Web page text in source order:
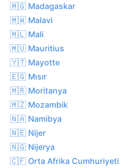
🇲🇬 Madagaskar
🇲🇼 Malavi
🇲🇱 Mali
🇲🇺 Mauritius
🇾🇹 Mayotte
🇪🇬 Mısır
🇲🇷 Moritanya
🇲🇿 Mozambik
🇳🇦 Namibya
🇳🇪 Nijer
🇳🇬 Nijerya
🇨🇫 Orta Afrika Cumhuriyeti